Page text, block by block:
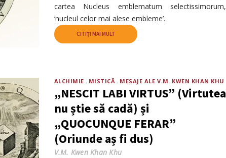
cartea Nucleus emblematum selectissimorum,
‘nucleul celor mai alese embleme’.
CITIȚI MAI MULT
ALCHIMIE MISTICĂ MESAJE ALE V.M. KWEN KHAN KHU
„NESCIT LABI VIRTUS” (Virtutea
nu știe să cadă) și
„QUOCUNQUE FERAR”
(Oriunde aș fi dus)
V.M. Kwen Khan Khu